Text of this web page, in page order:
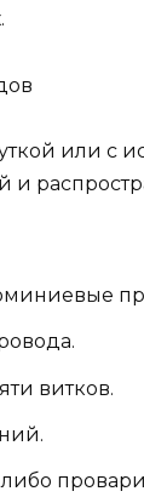
или с
и
витков.